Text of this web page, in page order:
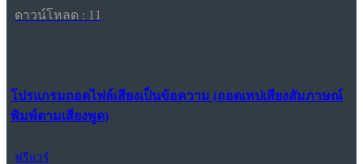
ดาวน์โหลด : 11
โปรแกรมถอดไฟล์เสียงเป็นข้อความ (ถอดเทปเสียงสัมภาษณ์
พิมพ์ตามเสียงพูด)
ฟรีแวร์